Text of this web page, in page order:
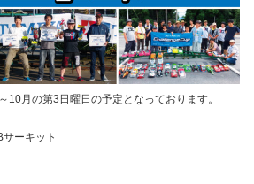
10月の第3日曜日の予定となっております。
ーキット